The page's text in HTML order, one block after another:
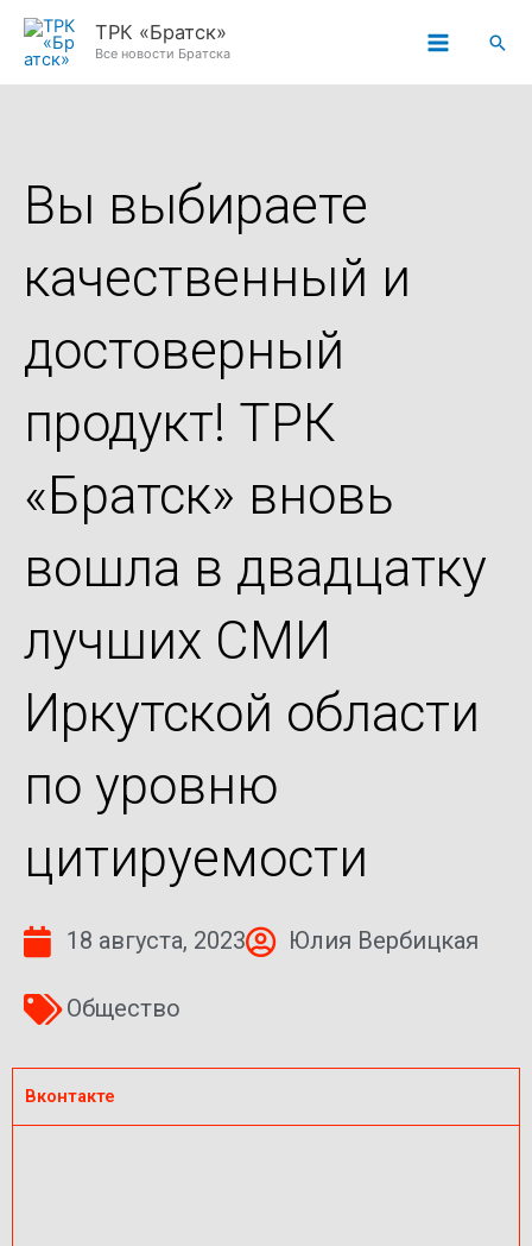
Перейти
ТРК «Братск»
Все новости Братска
Вы выбираете
качественный и
достоверный
продукт! ТРК
«Братск» вновь
вошла в двадцатку
лучших СМИ
Иркутской области
по уровню
цитируемости
18 августа, 2023 Юлия Вербицкая
Общество
Вконтакте